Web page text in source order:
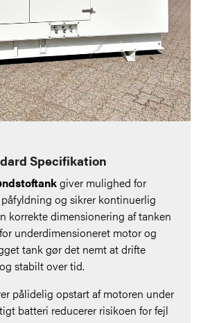
Specifikation
giver mulighed for
og sikrer kontinuerlig
korrekte dimensionering af tanken
underdimensioneret motor og
tank gør det nemt at drifte
stabilt over tid.
pålidelig opstart af motoren under
batteri reducerer risikoen for fejl